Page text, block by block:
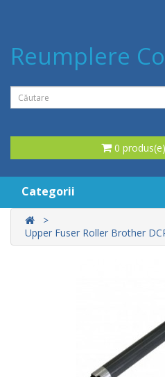
Reumplere
Categorii
Upper Fuser Roller Brother